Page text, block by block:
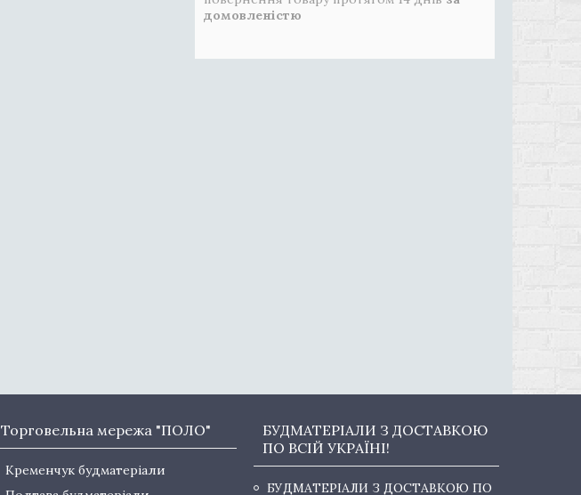
домовленістю
Торговельна мережа "ПОЛО"
Кременчук будматеріали
БУДМАТЕРІАЛИ З ДОСТАВКОЮ
ПО ВСІЙ УКРАЇНІ!
БУДМАТЕРІАЛИ З ДОСТАВКОЮ ПО